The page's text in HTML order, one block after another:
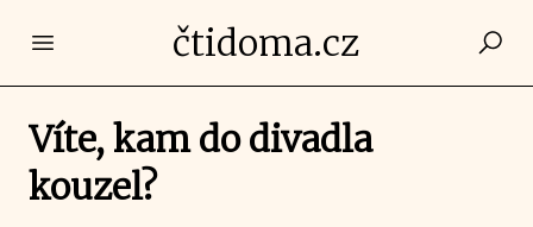
Open main menučtidoma.cz
Víte, kam do divadla
kouzel?